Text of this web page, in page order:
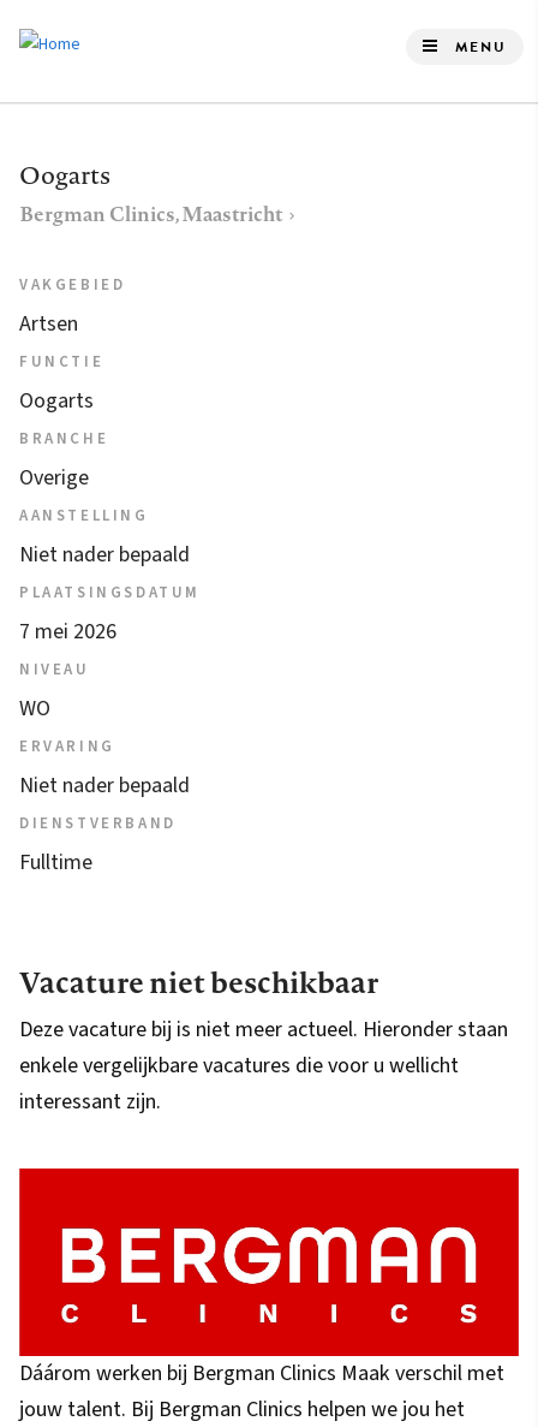
de
gaan
MENU
Oogarts
Bergman Clinics, Maastricht
VAKGEBIED
Artsen
FUNCTIE
Oogarts
BRANCHE
Overige
AANSTELLING
Niet nader bepaald
PLAATSINGSDATUM
7 mei 2026
NIVEAU
WO
ERVARING
Niet nader bepaald
DIENSTVERBAND
Fulltime
Vacature niet beschikbaar
Deze vacature bij is niet meer actueel. Hieronder staan
enkele vergelijkbare vacatures die voor u wellicht
interessant zijn.
Dáárom werken bij Bergman Clinics Maak verschil met
jouw talent. Bij Bergman Clinics helpen we jou het